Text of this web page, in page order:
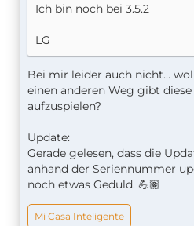
Ich bin noch bei 3.5.2
LG
Bei mir leider auch nicht…
einen anderen Weg gibt
aufzuspielen?
Update:
Gerade gelesen, dass die
anhand der Seriennummer
noch etwas Geduld. 💪🏽
Mi Casa Inteligente